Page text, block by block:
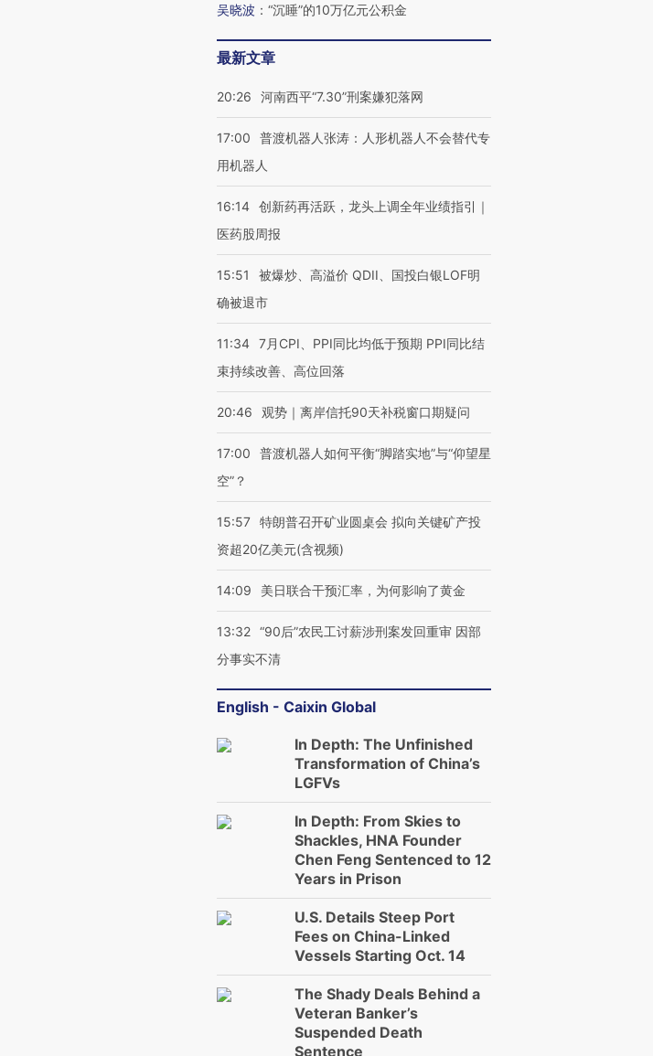
吴晓波 ： “沉睡”的10万亿元公积金
最新文章
20:26 河南西平“7.30”刑案嫌犯落网
17:00
普渡机器人张涛：人形机器人不会替代专
用机器人
16:14 创新药再活跃，龙头上调全年业绩指引｜
医药股周报
15:51
被爆炒、高溢价 QDII、国投白银LOF明
确被退市
11:34 7月CPI、PPI同比均低于预期 PPI同比结
束持续改善、高位回落
20:46 观势｜离岸信托90天补税窗口期疑问
17:00
普渡机器人如何平衡“脚踏实地”与“仰望星
空”？
15:57 特朗普召开矿业圆桌会 拟向关键矿产投
资超20亿美元(含视频)
14:09 美日联合干预汇率，为何影响了黄金
13:32 “90后”农民工讨薪涉刑案发回重审 因部
分事实不清
English - Caixin Global
In Depth: The Unfinished
Transformation of China’s
LGFVs
In Depth: From Skies to
Shackles, HNA Founder
Chen Feng Sentenced to 12
Years in Prison
U.S. Details Steep Port
Fees on China-Linked
Vessels Starting Oct. 14
The Shady Deals Behind a
Veteran Banker’s
Suspended Death
Sentence